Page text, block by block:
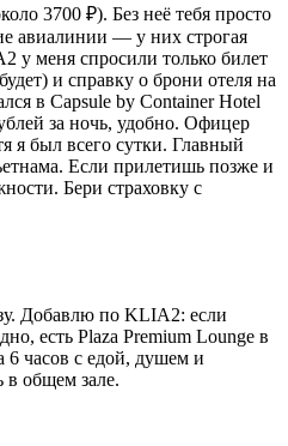
3700 ₽). Без неё тебя просто
авиалинии — у них строгая
у меня спросили только билет
и справку о брони отеля на
в Capsule by Container Hotel
за ночь, удобно. Офицер
я был всего сутки. Главный
Если прилетишь позже и
Бери страховку с
Добавлю по KLIA2: если
есть Plaza Premium Lounge в
6 часов с едой, душем и
общем зале.